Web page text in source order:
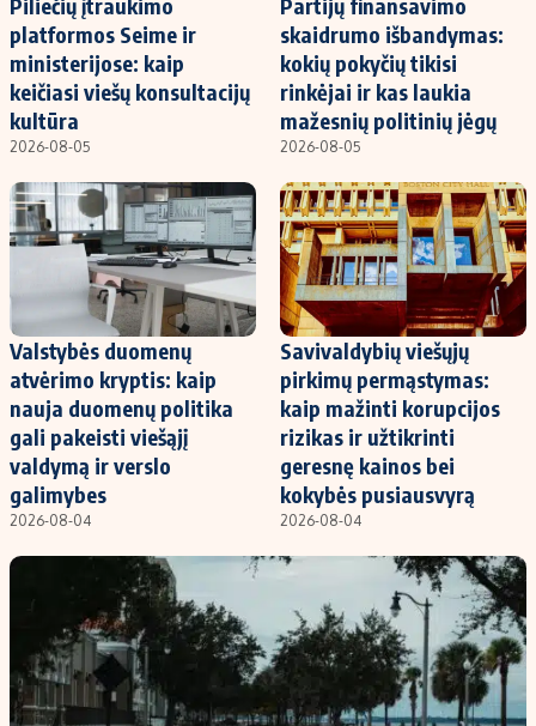
Kontaktai
Regionų naujienos
Indėlių palūkanos
platformos Seime ir
ministerijose: kaip
keičiasi viešų konsultacijų
kultūra
2026-08-05
skaidrumo išbandymas:
kokių pokyčių tikisi
rinkėjai ir kas laukia
mažesnių politinių jėgų
2026-08-05
Valstybės duomenų
atvėrimo kryptis: kaip
nauja duomenų politika
gali pakeisti viešąjį
valdymą ir verslo
galimybes
2026-08-04
Savivaldybių viešųjų
pirkimų permąstymas:
kaip mažinti korupcijos
rizikas ir užtikrinti
geresnę kainos bei
kokybės pusiausvyrą
2026-08-04